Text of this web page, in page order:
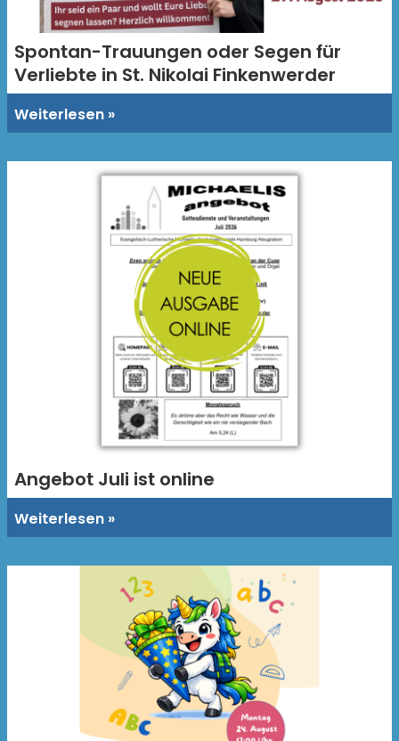
Spontan-Trauungen oder Segen für
Verliebte in St. Nikolai Finkenwerder
Weiterlesen
Angebot Juli ist online
Weiterlesen